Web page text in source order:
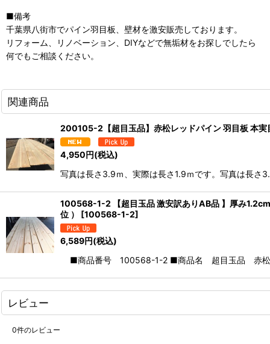
■備考
千葉県八街市でパイン羽目板、壁材を激安販売しております。
リフォーム、リノベーション、DIYなどで無垢材をお探しでしたら
何でもご相談ください。
関連商品
200105-2【超目玉品】赤松レッドパイン 羽目板 本
4,950円(税込)
写真は長さ3.9ｍ、実際は長さ1.9ｍです。写真は長
100568-1-2 【超目玉品 激安訳ありAB品 】厚み
位 ）
[100568-1-2]
6,589円(税込)
■商品番号 100568-1-2 ■商品名 超目玉品 赤
レビュー
0件のレビュー